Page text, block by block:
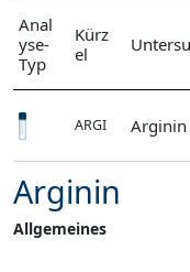
Anal
yse-
Typ
Kürz
el
ARGI Arginin
Arginin
Allgemeines